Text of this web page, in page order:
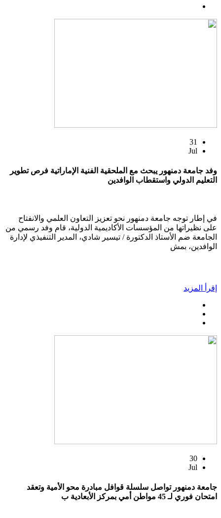
31
Jul
وفد جامعة دمنهور يبحث مع الملحقية الفنية الإماراتية فرص تطوير
التعليم الدولي واستقطاب الوافدين
في إطار توجه جامعة دمنهور نحو تعزيز التعاون العلمي والانفتاح
على نظيراتها من المؤسسات الأكاديمية الدولية، قام وفد رسمي من
الجامعة ضم الأستاذ الدكتورة / تيسير شادي، المدير التنفيذي لإدارة
الوافدين، بمش
إقرأ المزيد
30
Jul
جامعة دمنهور تواصل سلسلة قوافل مبادرة محو الأمية وتعقد
امتحان فوري لـ 45 مواطن أمي بمركز الأبعادية ب